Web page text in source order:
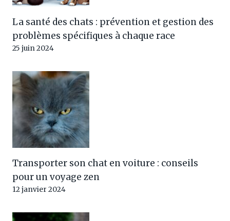
La santé des chats : prévention et gestion des
problèmes spécifiques à chaque race
25 juin 2024
Transporter son chat en voiture : conseils
pour un voyage zen
12 janvier 2024